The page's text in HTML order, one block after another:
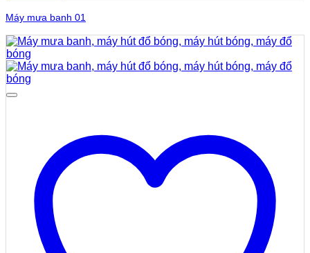
Máy mưa banh 01